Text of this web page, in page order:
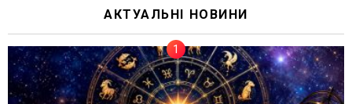
АКТУАЛЬНІ НОВИНИ